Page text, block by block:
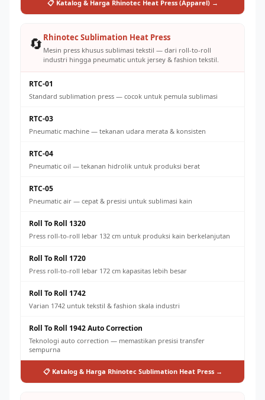
📋 Katalog & Harga Rhinotec Heat Press (Apparel) →
🔄 Rhinotec Sublimation Heat Press
Mesin press khusus sublimasi tekstil — dari roll-to-roll
industri hingga pneumatic untuk jersey & fashion tekstil.
RTC-01
Standard sublimation press — cocok untuk pemula sublimasi
RTC-03
Pneumatic machine — tekanan udara merata & konsisten
RTC-04
Pneumatic oil — tekanan hidrolik untuk produksi berat
RTC-05
Pneumatic air — cepat & presisi untuk sublimasi kain
Roll To Roll 1320
Press roll-to-roll lebar 132 cm untuk produksi kain berkelanjutan
Roll To Roll 1720
Press roll-to-roll lebar 172 cm kapasitas lebih besar
Roll To Roll 1742
Varian 1742 untuk tekstil & fashion skala industri
Roll To Roll 1942 Auto Correction
Teknologi auto correction — memastikan presisi transfer
sempurna
📋 Katalog & Harga Rhinotec Sublimation Heat Press →